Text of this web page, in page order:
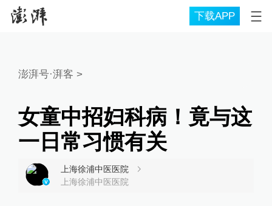
下载APP
澎湃号·湃客 >
女童中招妇科病！竟与这
一日常习惯有关
上海徐浦中医医院
上海徐浦中医医院